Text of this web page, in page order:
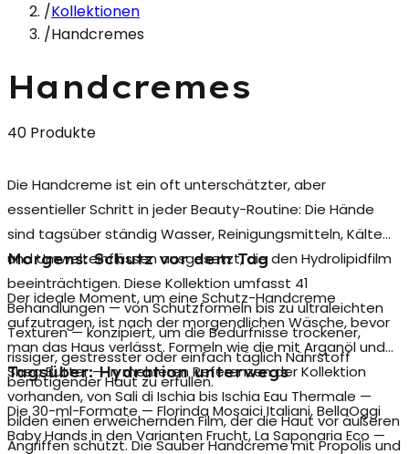
/Kollektionen
/Handcremes
Handcremes
40 Produkte
Die Handcreme ist ein oft unterschätzter, aber
essentieller Schritt in jeder Beauty-Routine: Die Hände
sind tagsüber ständig Wasser, Reinigungsmitteln, Kälte
und Umwelteinflüssen ausgesetzt, die den Hydrolipidfilm
beeinträchtigen. Diese Kollektion umfasst 41
Behandlungen — von Schutzformeln bis zu ultraleichten
Texturen — konzipiert, um die Bedürfnisse trockener,
rissiger, gestresster oder einfach täglich Nährstoff
benötigender Haut zu erfüllen.
Morgens: Schutz vor dem Tag
Der ideale Moment, um eineSchutz-Handcreme
aufzutragen, ist nach der morgendlichen Wäsche, bevor
man das Haus verlässt. Formeln wie die mit Arganöl und
Shea Butter — in mehreren Referenzen der Kollektion
vorhanden, von Sali di Ischia bis Ischia Eau Thermale —
bilden einen erweichernden Film, der die Haut vor äußeren
Angriffen schützt. Die Sauber Handcreme mit Propolis und
Tagsüber: Hydration unterwegs
Die 30-ml-Formate — Florinda Mosaici Italiani, BellaOggi
Baby Hands in den Varianten Frucht, La Saponaria Eco —